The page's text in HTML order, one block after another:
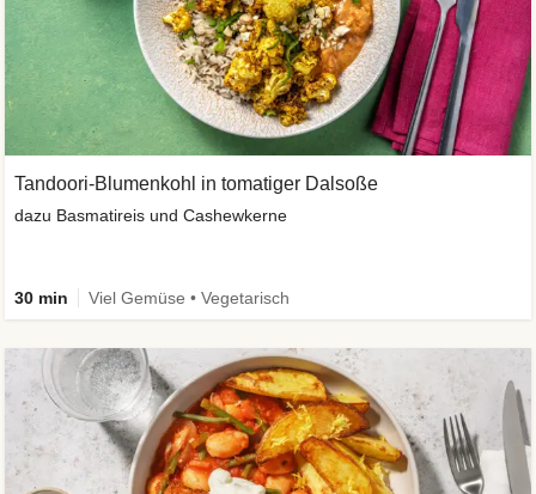
Tandoori-Blumenkohl in tomatiger Dalsoße
dazu Basmatireis und Cashewkerne
30 min Viel Gemüse • Vegetarisch